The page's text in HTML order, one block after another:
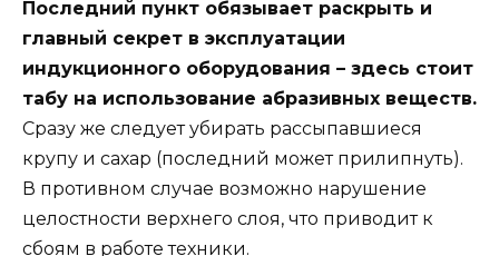
Последний пункт обязывает раскрыть и
главный секрет в эксплуатации
индукционного оборудования – здесь стоит
табу на использование абразивных веществ.
Сразу же следует убирать рассыпавшиеся
крупу и сахар (последний может прилипнуть).
В противном случае возможно нарушение
целостности верхнего слоя, что приводит к
сбоям в работе техники.